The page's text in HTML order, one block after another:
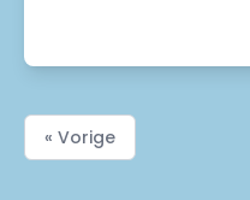
« Vorige